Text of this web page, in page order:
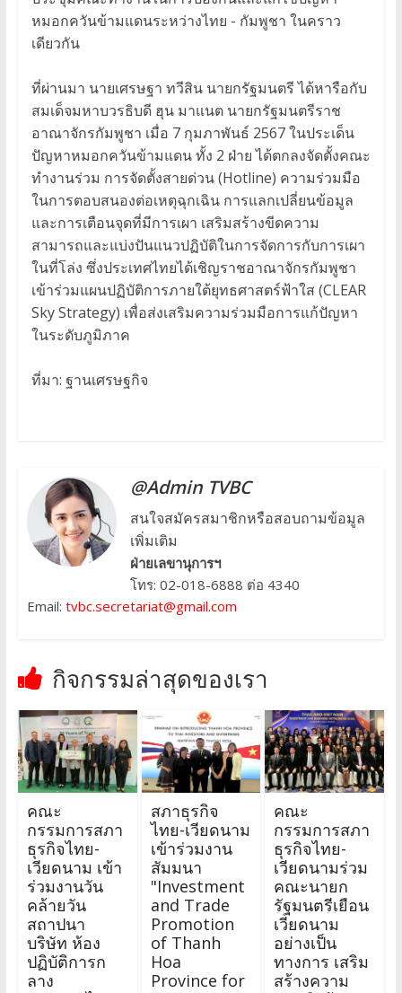
หมอกควันข้ามแดนระหว่างไทย - กัมพูชา ในคราว
เดียวกัน
ที่ผ่านมา นายเศรษฐา ทวีสิน นายกรัฐมนตรี ได้หารือกับ
สมเด็จมหาบวรธิบดี ฮุน มาแนต นายกรัฐมนตรีราช
อาณาจักรกัมพูชา เมื่อ 7 กุมภาพันธ์ 2567 ในประเด็น
ปัญหาหมอกควันข้ามแดน ทั้ง 2 ฝ่าย ได้ตกลงจัดตั้งคณะ
ทำงานร่วม การจัดตั้งสายด่วน (Hotline) ความร่วมมือ
ในการตอบสนองต่อเหตุฉุกเฉิน การแลกเปลี่ยนข้อมูล
และการเตือนจุดที่มีการเผา เสริมสร้างขีดความ
สามารถและแบ่งปันแนวปฏิบัติในการจัดการกับการเผา
ในที่โล่ง ซึ่งประเทศไทยได้เชิญราชอาณาจักรกัมพูชา
เข้าร่วมแผนปฏิบัติการภายใต้ยุทธศาสตร์ฟ้าใส (CLEAR
Sky Strategy) เพื่อส่งเสริมความร่วมมือการแก้ปัญหา
ในระดับภูมิภาค
ที่มา: ฐานเศรษฐกิจ
@Admin TVBC
สนใจสมัครสมาชิกหรือสอบถามข้อมูล
เพิ่มเติม
ฝ่ายเลขานุการฯ
โทร: 02-018-6888 ต่อ 4340
Email: tvbc.secretariat@gmail.com
กิจกรรมล่าสุดของเรา
คณะ
กรรมการสภา
ธุรกิจไทย-
เวียดนาม เข้า
ร่วมงานวัน
คล้ายวัน
สถาปนา
บริษัท ห้อง
ปฏิบัติการก
ลาง
สภาธุรกิจ
ไทย-เวียดนาม
เข้าร่วมงาน
สัมมนา
"Investment
and Trade
Promotion
of Thanh
Hoa
Province for
คณะ
กรรมการสภา
ธุรกิจไทย-
เวียดนามร่วม
คณะนายก
รัฐมนตรีเยือน
เวียดนาม
อย่างเป็น
ทางการ เสริม
สร้างความ